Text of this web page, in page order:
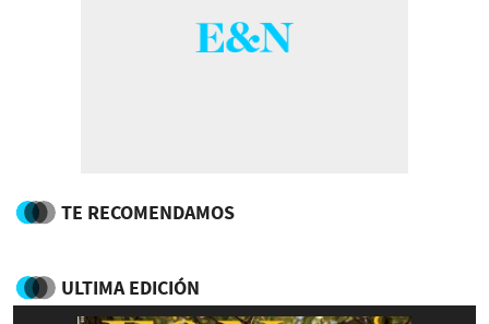
TE RECOMENDAMOS
ULTIMA EDICIÓN